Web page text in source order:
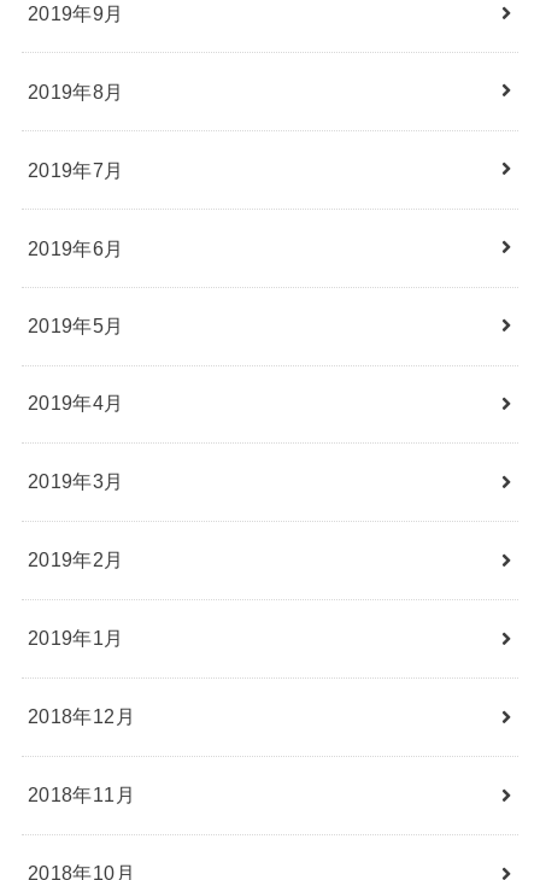
2019年9月
2019年8月
2019年7月
2019年6月
2019年5月
2019年4月
2019年3月
2019年2月
2019年1月
2018年12月
2018年11月
2018年10月